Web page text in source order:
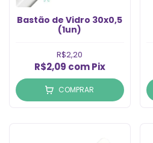
Bastão de Vidro 30x0,5
(1un)
R$2,20
R$2,09 com Pix
COMPRAR